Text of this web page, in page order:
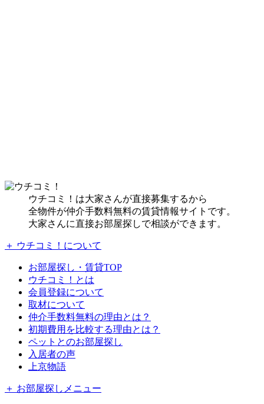
ウチコミ！は大家さんが直接募集するから
全物件が仲介手数料無料の賃貸情報サイトです。
大家さんに直接お部屋探しで相談ができます。
＋ ウチコミ！について
お部屋探し・賃貸TOP
ウチコミ！とは
会員登録について
取材について
仲介手数料無料の理由とは？
初期費用を比較する理由とは？
ペットとのお部屋探し
入居者の声
上京物語
＋ お部屋探しメニュー